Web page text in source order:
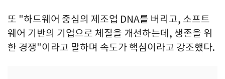
또 "하드웨어 중심의 제조업 DNA를 버리고, 소프트
웨어 기반의 기업으로 체질을 개선하는데, 생존을 위
한 경쟁"이라고 말하며 속도가 핵심이라고 강조했다.